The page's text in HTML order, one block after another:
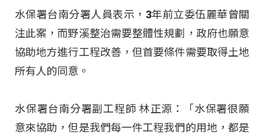
水保署台南分署人員表示，3年前立委伍麗華曾關
注此案，而野溪整治需要整體性規劃，政府也願意
協助地方進行工程改善，但首要條件需要取得土地
所有人的同意。
水保署台南分署副工程師 林正源：「水保署很願
意來協助，但是我們每一件工程我們的用地，都是